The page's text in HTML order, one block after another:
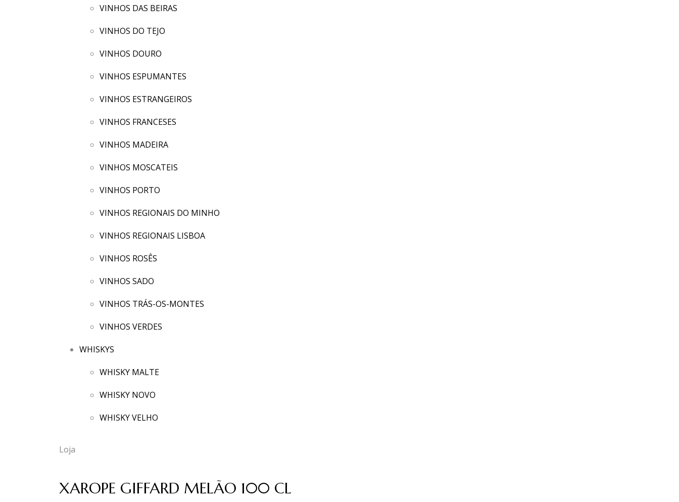
VINHOS DAS BEIRAS
VINHOS DO TEJO
VINHOS DOURO
VINHOS ESPUMANTES
VINHOS ESTRANGEIROS
VINHOS FRANCESES
VINHOS MADEIRA
VINHOS MOSCATEIS
VINHOS PORTO
VINHOS REGIONAIS DO MINHO
VINHOS REGIONAIS LISBOA
VINHOS ROSÊS
VINHOS SADO
VINHOS TRÁS-OS-MONTES
VINHOS VERDES
WHISKYS
WHISKY MALTE
WHISKY NOVO
WHISKY VELHO
Loja
XAROPE GIFFARD MELÃO 100 CL